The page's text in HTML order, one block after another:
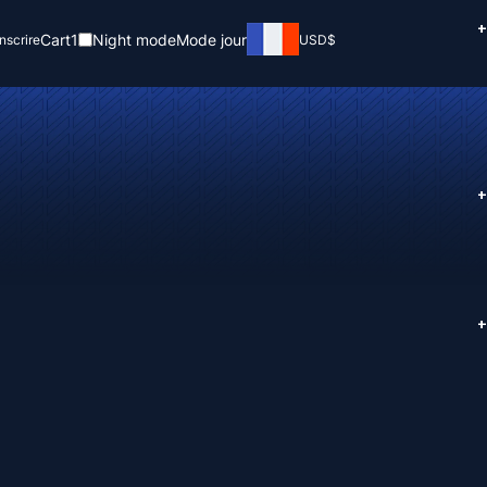
Cart1 Night modeMode jour USD$
+
+
+